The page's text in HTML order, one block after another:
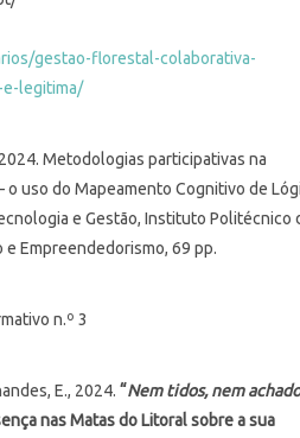
gestao-florestal-colaborativa-
e-legitima/
Metodologias participativas na
o uso do Mapeamento Cognitivo de
e Gestão, Instituto Politécnico
e Empreendedorismo, 69 pp.
n.º 3
E., 2024. “Nem tidos, nem
nas Matas do Litoral sobre a sua